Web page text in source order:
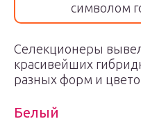
символом
Селекционеры
красивейших
разных форм и
Белый